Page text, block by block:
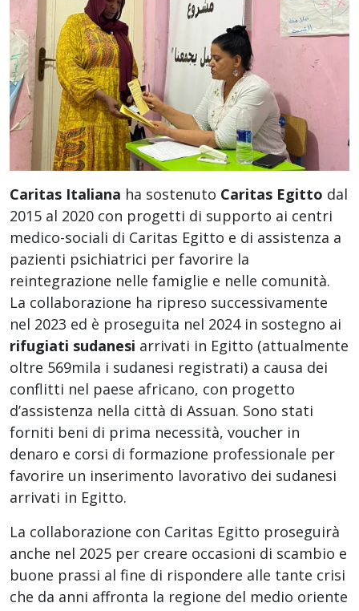
Caritas Italiana ha sostenuto Caritas Egitto dal
2015 al 2020 con progetti di supporto ai centri
medico-sociali di Caritas Egitto e di assistenza a
pazienti psichiatrici per favorire la
reintegrazione nelle famiglie e nelle comunità.
La collaborazione ha ripreso successivamente
nel 2023 ed è proseguita nel 2024 in sostegno ai
rifugiati sudanesi arrivati in Egitto (attualmente
oltre 569mila i sudanesi registrati) a causa dei
conflitti nel paese africano, con progetto
d’assistenza nella città di Assuan. Sono stati
forniti beni di prima necessità, voucher in
denaro e corsi di formazione professionale per
favorire un inserimento lavorativo dei sudanesi
arrivati in Egitto.
La collaborazione con Caritas Egitto proseguirà
anche nel 2025 per creare occasioni di scambio e
buone prassi al fine di rispondere alle tante crisi
che da anni affronta la regione del medio oriente